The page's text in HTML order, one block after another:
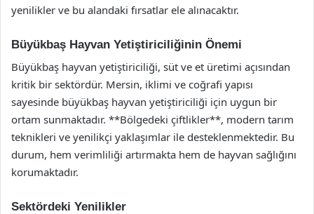
yenilikler ve bu alandaki fırsatlar ele alınacaktır.
Büyükbaş Hayvan Yetiştiriciliğinin Önemi
Büyükbaş hayvan yetiştiriciliği, süt ve et üretimi açısından
kritik bir sektördür. Mersin, iklimi ve coğrafi yapısı
sayesinde büyükbaş hayvan yetiştiriciliği için uygun bir
ortam sunmaktadır. **Bölgedeki çiftlikler**, modern tarım
teknikleri ve yenilikçi yaklaşımlar ile desteklenmektedir. Bu
durum, hem verimliliği artırmakta hem de hayvan sağlığını
korumaktadır.
Sektördeki Yenilikler